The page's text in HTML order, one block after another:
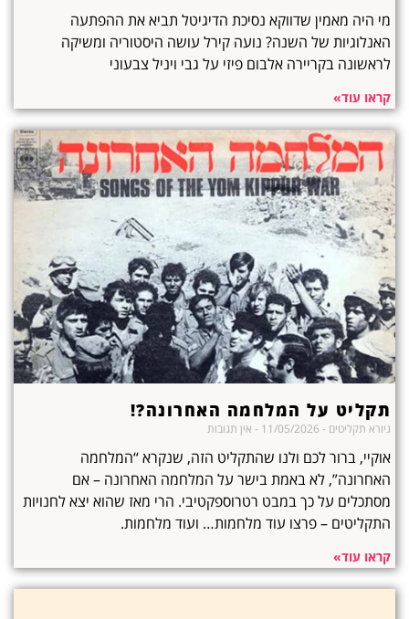
מי היה מאמין שדווקא נסיכת הדיגיטל תביא את ההפתעה
האנלוגיות של השנה? נועה קירל עושה היסטוריה ומשיקה
לראשונה בקריירה אלבום פיזי על גבי ויניל צבעוני
קראו עוד»
תקליט על המלחמה האחרונה?!
גיורא תקליטים אין תגובות
אוקיי, ברור לכם ולנו שהתקליט הזה, שנקרא “המלחמה
האחרונה”, לא באמת בישר על המלחמה האחרונה – אם
מסתכלים על כך במבט רטרוספקטיבי. הרי מאז שהוא יצא לחנויות
התקליטים – פרצו עוד מלחמות… ועוד מלחמות.
קראו עוד»